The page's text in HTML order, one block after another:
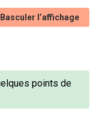
Basculer l’affichage
points de